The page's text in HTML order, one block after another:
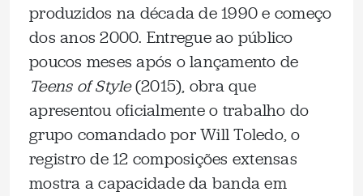
produzidos na década de 1990 e começo
dos anos 2000. Entregue ao público
poucos meses após o lançamento de
Teens of Style(2015), obra que
apresentou oficialmente o trabalho do
grupo comandado por Will Toledo, o
registro de 12 composições extensas
mostra a capacidade da banda em